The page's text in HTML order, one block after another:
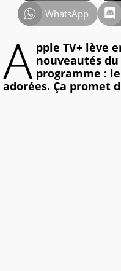
WhatsApp
A pple TV+ lève
nouveautés
programme :
adorées. Ça promet